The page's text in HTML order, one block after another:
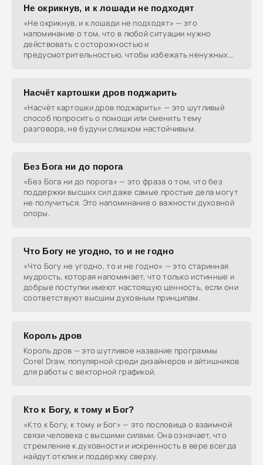
Не окрикнув, и к лошади не подходят
«Не окрикнув, и к лошади не подходят» — это
напоминание о том, что в любой ситуации нужно
действовать с осторожностью и
предусмотрительностью, чтобы избежать ненужных
Насчёт картошки дров поджарить
«Насчёт картошки дров поджарить» — это шутливый
способ попросить о помощи или сменить тему
разговора, не будучи слишком настойчивым.
Без Бога ни до порога
«Без Бога ни до порога» — это фраза о том, что без
поддержки высших сил даже самые простые дела могут
не получиться. Это напоминание о важности духовной
опоры.
Что Богу не угодно, то и не годно
«Что Богу не угодно, то и не годно» — это старинная
мудрость, которая напоминает, что только истинные и
добрые поступки имеют настоящую ценность, если они
соответствуют высшим духовным принципам.
Король дров
Король дров — это шутливое название программы
Corel Draw, популярной среди дизайнеров и айтишников
для работы с векторной графикой.
Кто к Богу, к тому и Бог?
«Кто к Богу, к тому и Бог» — это пословица о взаимной
связи человека с высшими силами. Она означает, что
стремление к духовности и искренность в вере всегда
найдут отклик и поддержку сверху.